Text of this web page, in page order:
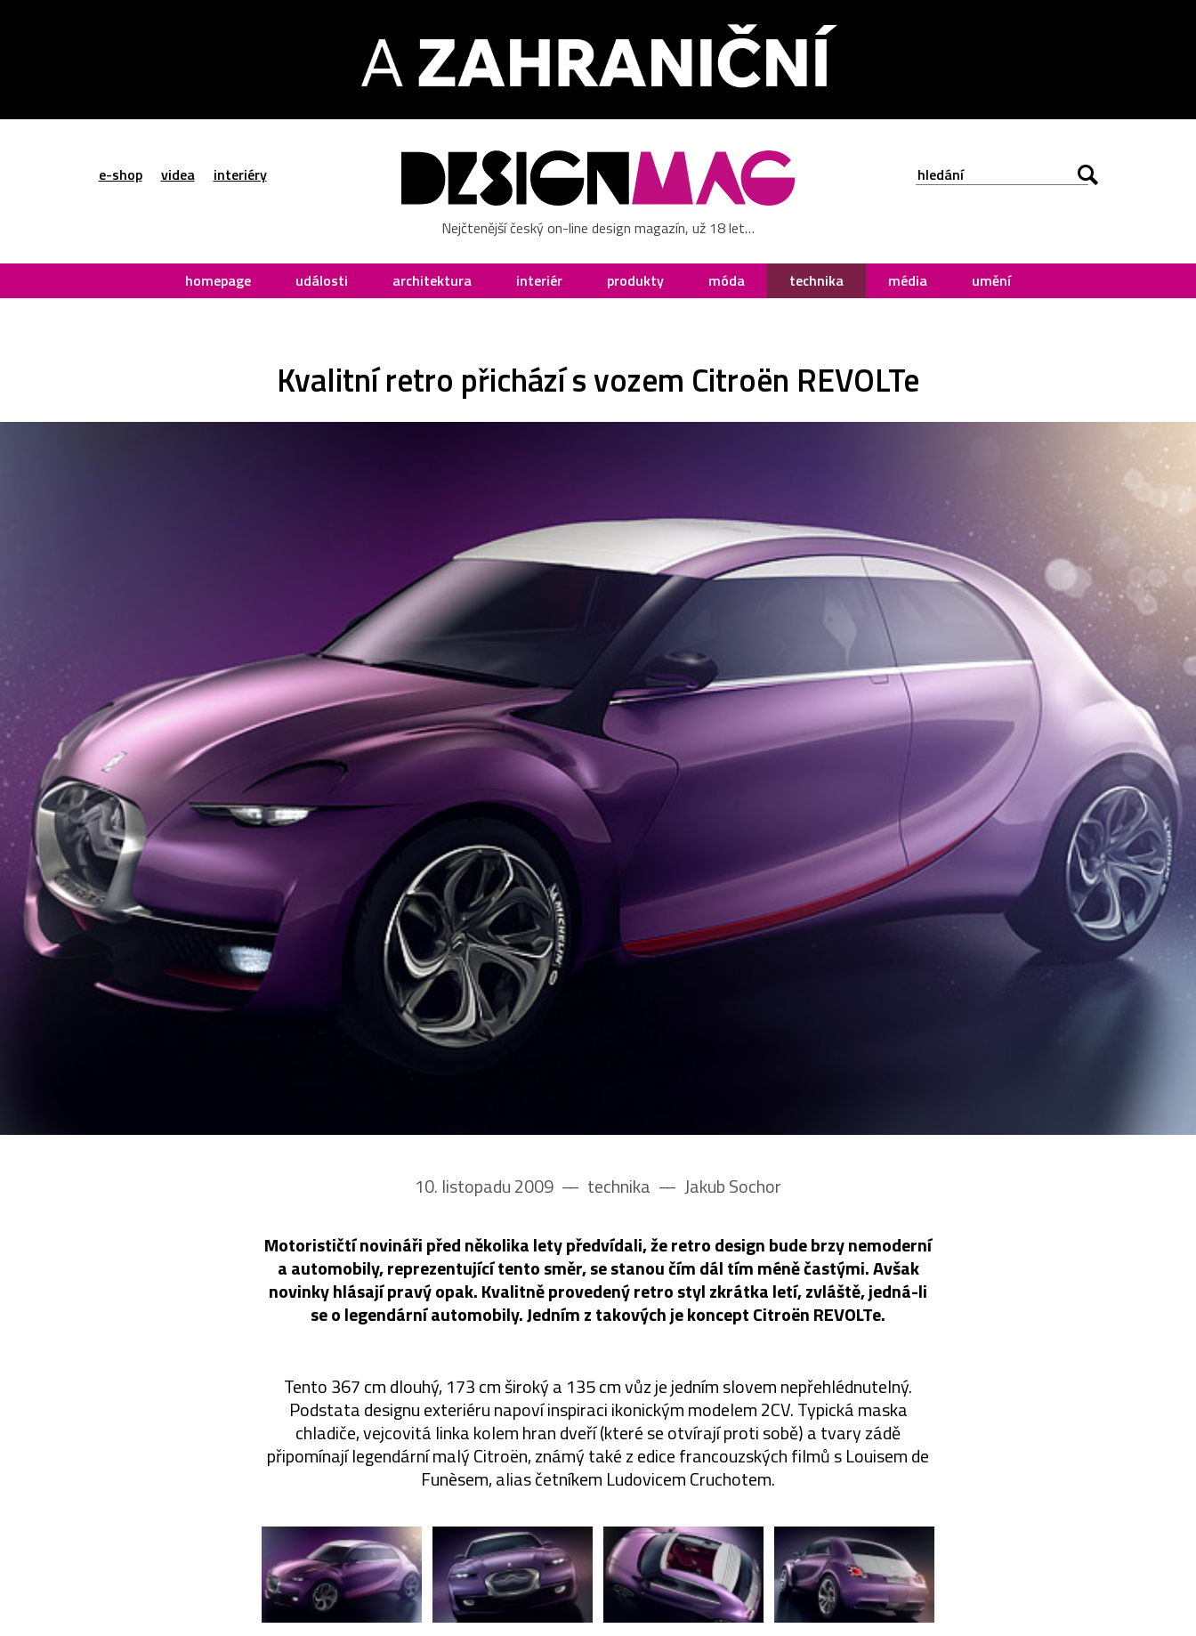
e-shop videa interiéry
Nejčtenější český on-line design magazín, už 18 let…
homepage události architektura interiér produkty móda technika média umění
Kvalitní retro přichází s vozem Citroën REVOLTe
10. listopadu 2009 –– technika –– Jakub Sochor
Motorističtí novináři před několika lety předvídali, že retro design bude brzy nemoderní
a automobily, reprezentující tento směr, se stanou čím dál tím méně častými. Avšak
novinky hlásají pravý opak. Kvalitně provedený retro styl zkrátka letí, zvláště, jedná-li
se o legendární automobily. Jedním z takových je koncept Citroën REVOLTe.
Tento 367 cm dlouhý, 173 cm široký a 135 cm vůz je jedním slovem nepřehlédnutelný.
Podstata designu exteriéru napoví inspiraci ikonickým modelem 2CV. Typická maska
chladiče, vejcovitá linka kolem hran dveří (které se otvírají proti sobě) a tvary zádě
připomínají legendární malý Citroën, známý také z edice francouzských filmů s Louisem de
Funèsem, alias četníkem Ludovicem Cruchotem.